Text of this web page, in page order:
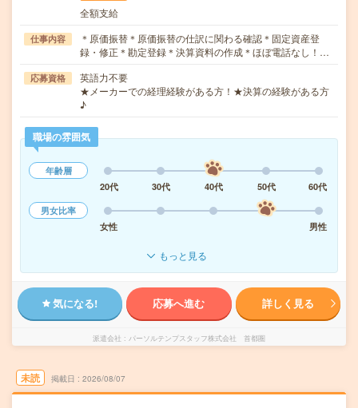
全額支給
仕事内容
＊原価振替＊原価振替の仕訳に関わる確認＊固定資産登
録・修正＊勘定登録＊決算資料の作成＊ほぼ電話なし！…
応募資格
英語力不要
★メーカーでの経理経験がある方！★決算の経験がある方
♪
職場の雰囲気
年齢層
20代
30代 40代 50代
60代
男女比率
女性
男性
もっと見る
気になる! 応募へ進む 詳しく見る
派遣会社 パーソルテンプスタッフ株式会社 首都圏
未読 掲載日 2026/08/07